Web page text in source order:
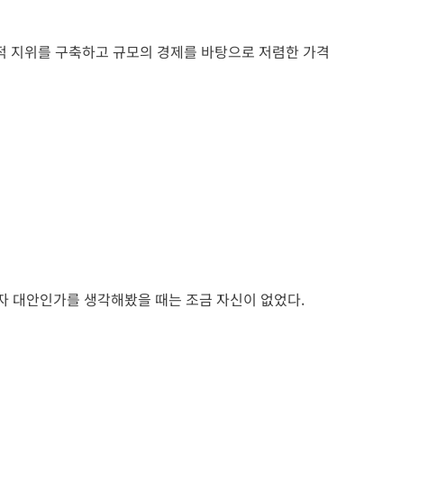
위를 구축하고 규모의 경제를 바탕으로 저렴한 가격
대안인가를 생각해봤을 때는 조금 자신이 없었다.